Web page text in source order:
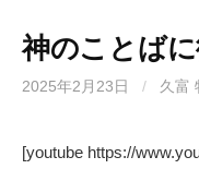
神のことば
2025年2月23日 / 久富
[youtube https://